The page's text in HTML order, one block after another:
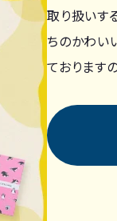
取り扱いす
ちのかわい
ております